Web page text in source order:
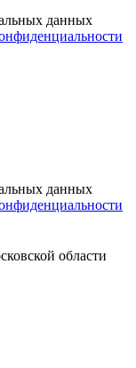
данных
данных
области